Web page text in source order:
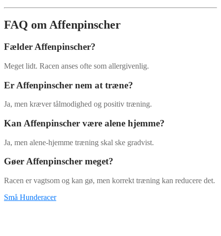
FAQ om Affenpinscher
Fælder Affenpinscher?
Meget lidt. Racen anses ofte som allergivenlig.
Er Affenpinscher nem at træne?
Ja, men kræver tålmodighed og positiv træning.
Kan Affenpinscher være alene hjemme?
Ja, men alene-hjemme træning skal ske gradvist.
Gøer Affenpinscher meget?
Racen er vagtsom og kan gø, men korrekt træning kan reducere det.
Små Hunderacer